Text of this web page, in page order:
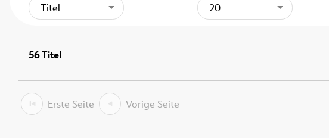
Titel 20
56Titel
Erste Seite Vorige Seite